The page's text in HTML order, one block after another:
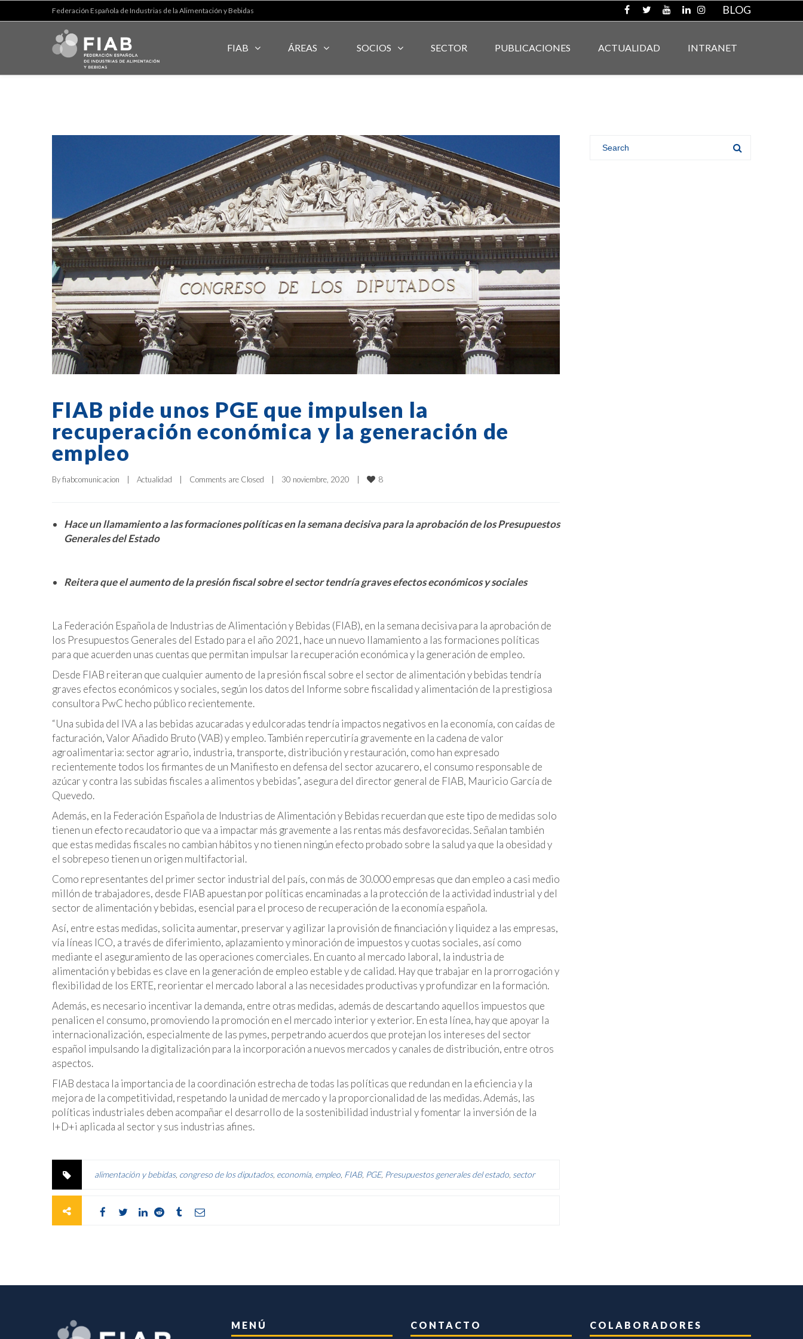
Federación Española de Industrias de la Alimentación y Bebidas BLOG
FIAB ÁREAS SOCIOS SECTOR PUBLICACIONES ACTUALIDAD INTRANET
FIAB pide unos PGE que impulsen la
recuperación económica y la generación de
empleo
By fiabcomunicacion Actualidad Comments are Closed 30 noviembre, 2020 8
Hace un llamamiento a las formaciones políticas en la semana decisiva para la aprobación de los Presupuestos
Generales del Estado
Reitera que el aumento de la presión fiscal sobre el sector tendría graves efectos económicos y sociales
La Federación Española de Industrias de Alimentación y Bebidas (FIAB), en la semana decisiva para la aprobación de
los Presupuestos Generales del Estado para el año 2021, hace un nuevo llamamiento a las formaciones políticas
para que acuerden unas cuentas que permitan impulsar la recuperación económica y la generación de empleo.
Desde FIAB reiteran que cualquier aumento de la presión fiscal sobre el sector de alimentación y bebidas tendría
graves efectos económicos y sociales, según los datos del Informe sobre fiscalidad y alimentación de la prestigiosa
consultora PwC hecho público recientemente.
“Una subida del IVA a las bebidas azucaradas y edulcoradas tendría impactos negativos en la economía, con caídas de
facturación, Valor Añadido Bruto (VAB) y empleo. También repercutiría gravemente en la cadena de valor
agroalimentaria: sector agrario, industria, transporte, distribución y restauración, como han expresado
recientemente todos los firmantes de un Manifiesto en defensa del sector azucarero, el consumo responsable de
azúcar y contra las subidas fiscales a alimentos y bebidas”, asegura del director general de FIAB, Mauricio García de
Quevedo.
Además, en la Federación Española de Industrias de Alimentación y Bebidas recuerdan que este tipo de medidas solo
tienen un efecto recaudatorio que va a impactar más gravemente a las rentas más desfavorecidas. Señalan también
que estas medidas fiscales no cambian hábitos y no tienen ningún efecto probado sobre la salud ya que la obesidad y
el sobrepeso tienen un origen multifactorial.
Como representantes del primer sector industrial del país, con más de 30.000 empresas que dan empleo a casi medio
millón de trabajadores, desde FIAB apuestan por políticas encaminadas a la protección de la actividad industrial y del
sector de alimentación y bebidas, esencial para el proceso de recuperación de la economía española.
Así, entre estas medidas, solicita aumentar, preservar y agilizar la provisión de financiación y liquidez a las empresas,
vía líneas ICO, a través de diferimiento, aplazamiento y minoración de impuestos y cuotas sociales, así como
mediante el aseguramiento de las operaciones comerciales. En cuanto al mercado laboral, la industria de
alimentación y bebidas es clave en la generación de empleo estable y de calidad. Hay que trabajar en la prorrogación y
flexibilidad de los ERTE, reorientar el mercado laboral a las necesidades productivas y profundizar en la formación.
Además, es necesario incentivar la demanda, entre otras medidas, además de descartando aquellos impuestos que
penalicen el consumo, promoviendo la promoción en el mercado interior y exterior. En esta línea, hay que apoyar la
internacionalización, especialmente de las pymes, perpetrando acuerdos que protejan los intereses del sector
español impulsando la digitalización para la incorporación a nuevos mercados y canales de distribución, entre otros
aspectos.
FIAB destaca la importancia de la coordinación estrecha de todas las políticas que redundan en la eficiencia y la
mejora de la competitividad, respetando la unidad de mercado y la proporcionalidad de las medidas. Además, las
políticas industriales deben acompañar el desarrollo de la sostenibilidad industrial y fomentar la inversión de la
I+D+i aplicada al sector y sus industrias afines.
alimentación y bebidas, congreso de los diputados, economía empleo FIAB, PGE, Presupuestos generales del estado sector
MENÚ CONTACTO COLABORADORES